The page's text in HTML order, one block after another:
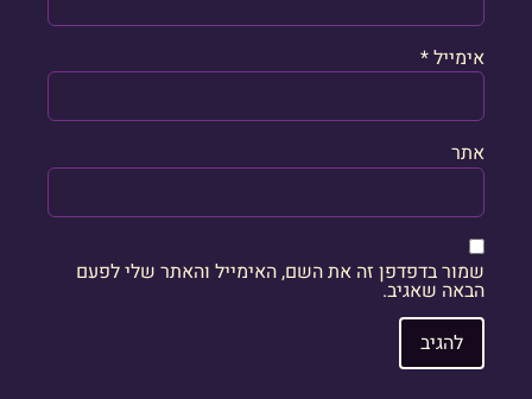
אימייל*
אתר
שמור בדפדפן זה את השם, האימייל והאתר שלי לפעם
הבאה שאגיב.